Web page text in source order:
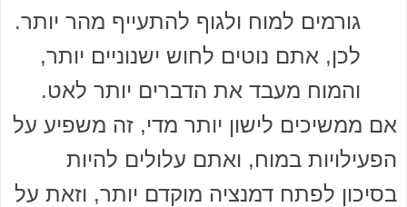
גורמים למוח ולגוף להתעייף מהר יותר.
לכן, אתם נוטים לחוש ישנוניים יותר,
והמוח מעבד את הדברים יותר לאט.
אם ממשיכים לישון יותר מדי, זה משפיע על
הפעילויות במוח, ואתם עלולים להיות
בסיכון לפתח דמנציה מוקדם יותר, וזאת על